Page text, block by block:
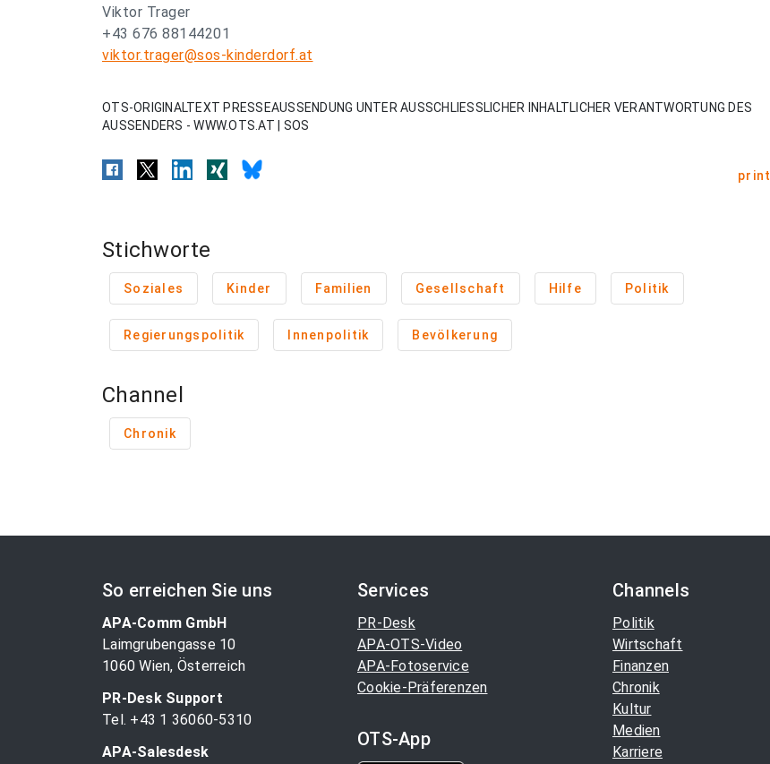
Viktor Trager
+43 676 88144201
viktor.trager@sos-kinderdorf.at
OTS-ORIGINALTEXT PRESSEAUSSENDUNG UNTER AUSSCHLIESSLICHER INHALTLICHER VERANTWORTUNG DES
AUSSENDERS - WWW.OTS.AT | SOS
print
Stichworte
Soziales Kinder Familien Gesellschaft Hilfe Politik
Regierungspolitik Innenpolitik Bevölkerung
Channel
Chronik
So erreichen Sie uns
APA-Comm GmbH
Laimgrubengasse 10
1060 Wien, Österreich
PR-Desk Support
Tel. +43 1 36060-5310
APA-Salesdesk
Services
PR-Desk
APA-OTS-Video
APA-Fotoservice
Cookie-Präferenzen
OTS-App
Channels
Politik
Wirtschaft
Finanzen
Chronik
Kultur
Medien
Karriere